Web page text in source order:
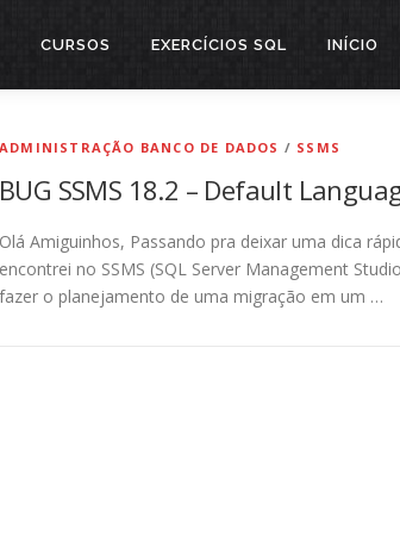
CURSOS EXERCÍCIOS SQL INÍCIO
ADMINISTRAÇÃO BANCO DE DADOS / SSMS
BUG SSMS 18.2 – Default
Olá Amiguinhos, Passando pra deixar uma dica
encontrei no SSMS (SQL Server Management
fazer o planejamento de uma migração em um …